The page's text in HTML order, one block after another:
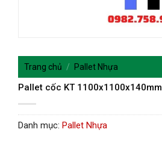
Trang chủ / Pallet Nhựa
Pallet cốc KT 1100x1100x140mm
Danh mục: Pallet Nhựa